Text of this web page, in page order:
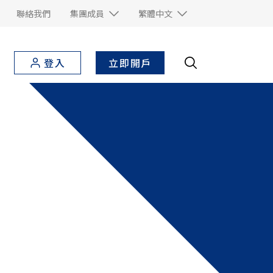
聯絡我們 集團成員 繁體中文
登入 立即開戶